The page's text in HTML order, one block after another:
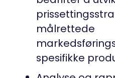
målrettede
spesifikke